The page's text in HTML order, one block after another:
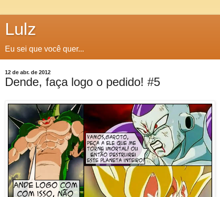
Lulz
Eu sei que você quer...
12 de abr. de 2012
Dende, faça logo o pedido! #5